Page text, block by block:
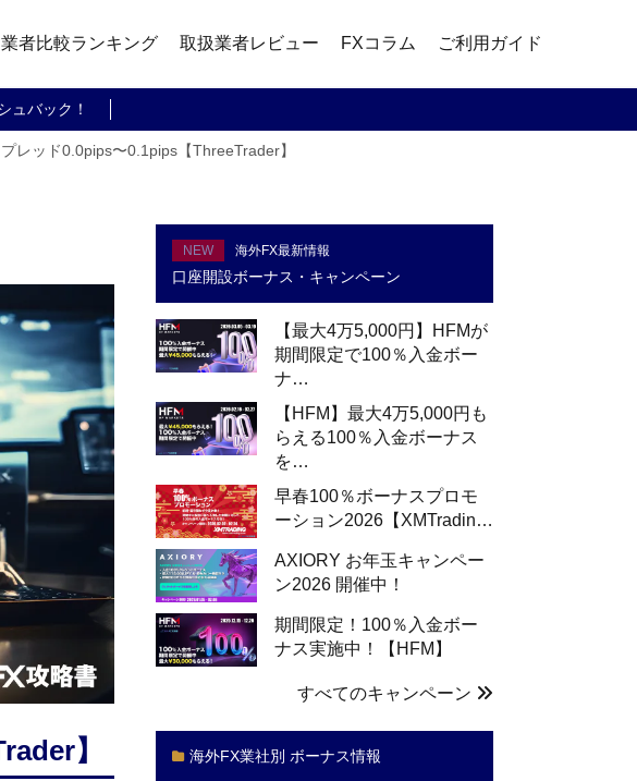
業者比較ランキング 取扱業者レビュー FXコラム ご利用ガイド
ュバック！
レッド0.0pips〜0.1pips【ThreeTrader】
】
NEW 海外FX最新情報
口座開設ボーナス・キャンペーン
【最大4万5,000円】HFMが
期間限定で100％入金ボー
ナ…
【HFM】最大4万5,000円も
らえる100％入金ボーナス
を…
早春100％ボーナスプロモ
ーション2026【XMTradin…
AXIORY お年玉キャンペー
ン2026 開催中！
期間限定！100％入金ボー
ナス実施中！【HFM】
すべてのキャンペーン
海外FX業社別 ボーナス情報